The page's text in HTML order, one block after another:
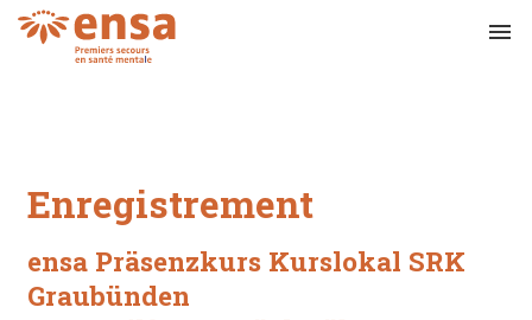
menu
Enregistrement
ensa Präsenzkurs Kurslokal SRK
Graubünden